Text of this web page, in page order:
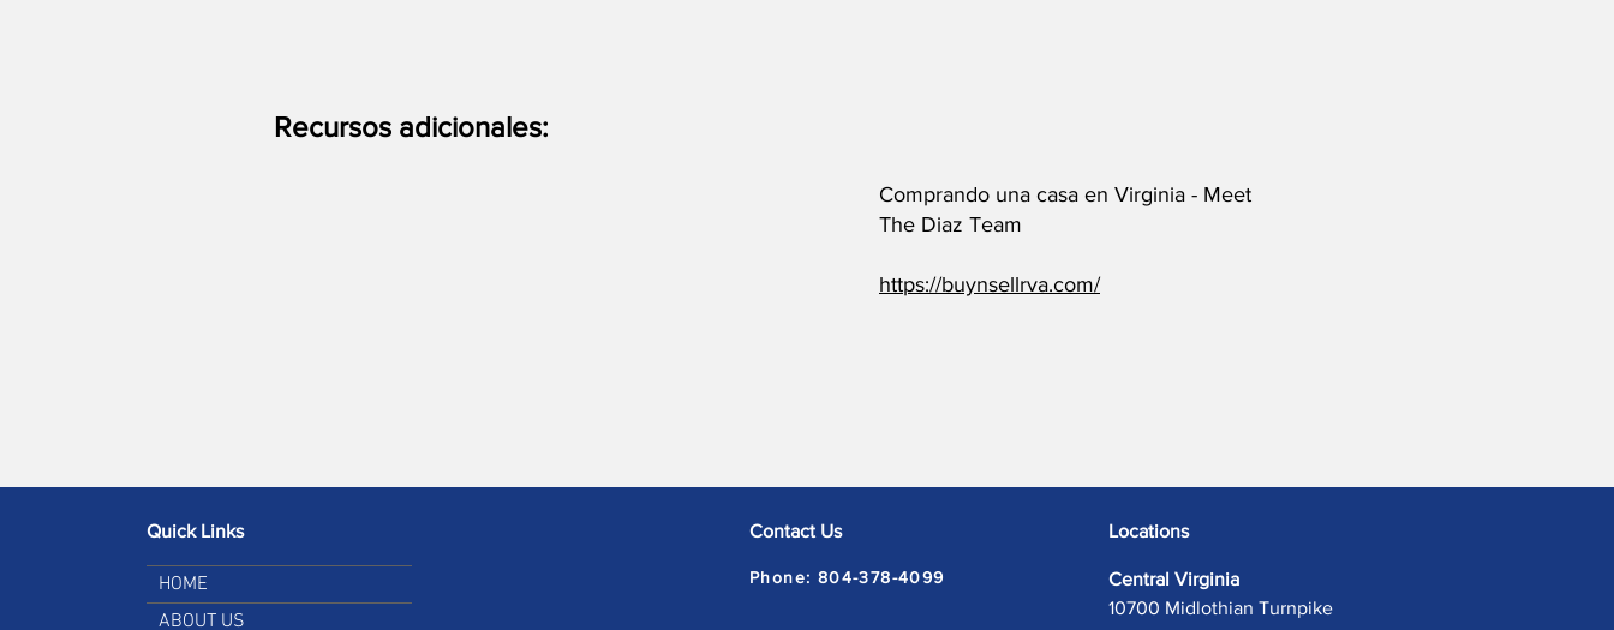
Recursos adicionales:
Comprando una casa en Virginia - Meet
The Diaz Team
https://buynsellrva.com/
Quick Links
HOME
ABOUT US
Contact Us
Phone: 804-378-4099
Locations
Central Virginia
10700 Midlothian Turnpike